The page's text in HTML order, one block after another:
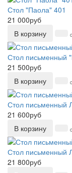
Стол "Паола" 401
21 000руб
В корзину
Стол письменный
21 500руб
В корзину
Стол письменный
21 600руб
В корзину
Стол письменный
21 800руб